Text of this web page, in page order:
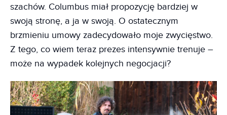
szachów. Columbus miał propozycję bardziej w
swoją stronę, a ja w swoją. O ostatecznym
brzmieniu umowy zadecydowało moje zwycięstwo.
Z tego, co wiem teraz prezes intensywnie trenuje –
może na wypadek kolejnych negocjacji?